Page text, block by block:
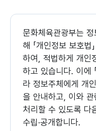
문화체육관광부는
해 「개인정보 보호
하여, 적법하게 개인
하고 있습니다. 이에
라 정보주체에게 개
을 안내하고, 이와 관
처리할 수 있도록 다
수립·공개합니다.